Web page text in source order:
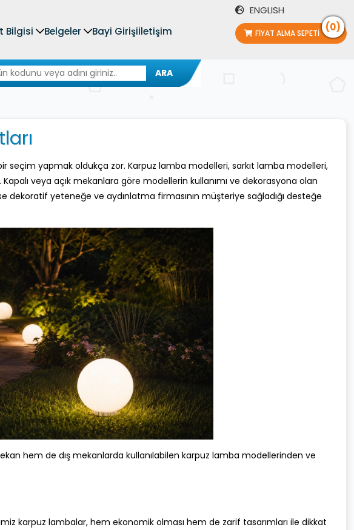
Bilgisi Belgeler Bayi Girişiİletişim
ENGLISH
FIYAT ALMA SEPETI (0)
ARA
seçim yapmak oldukça zor. Karpuz lamba modelleri, sarkıt lamba modelleri,
veya açık mekanlara göre modellerin kullanımı ve dekorasyona olan
dekoratif yeteneğe ve aydınlatma firmasının müşteriye sağladığı desteğe
hem de dış mekanlarda kullanılabilen karpuz lamba modellerinden ve
karpuz lambalar, hem ekonomik olması hem de zarif tasarımları ile dikkat